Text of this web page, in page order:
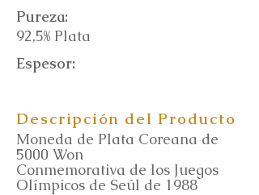
Pureza:
92,5% Plata
Espesor:
Descripción del Producto
Moneda de Plata Coreana de
5000 Won
Conmemorativa de los Juegos
Olímpicos de Seúl de 1988